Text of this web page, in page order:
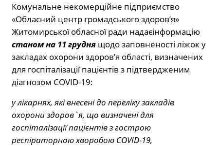
Комунальне некомерційне підприємство
«Обласний центр громадського здоров’я»
Житомирської обласної ради надаєінформацію
станом на 11 грудня щодо заповненості ліжок у
закладах охорони здоров’я області, визначених
для госпіталізації пацієнтів з підтвердженим
діагнозом COVID-19:
у лікарнях, які внесені до переліку закладів
охорони здоров`я, що визначені для
госпіталізації пацієнтів з гострою
респіраторною хворобою COVID-19,